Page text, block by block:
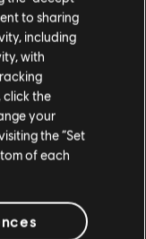
Album Version
to sharing
including
with
click the
your
the “Set
of each